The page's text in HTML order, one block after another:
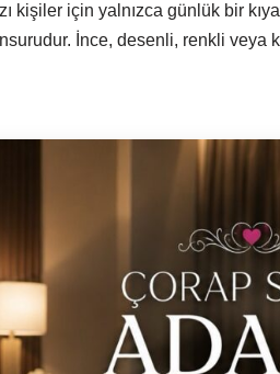
kişiler için yalnızca günlük bir
İnce, desenli, renkli veya